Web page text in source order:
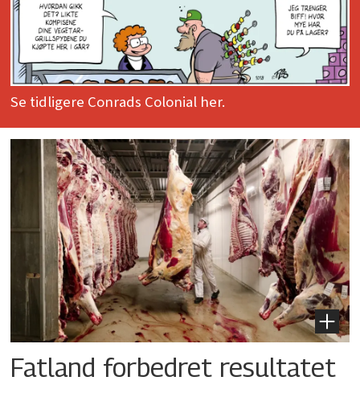
Se tidligere Conrads Colonial her.
Fatland forbedret resultatet